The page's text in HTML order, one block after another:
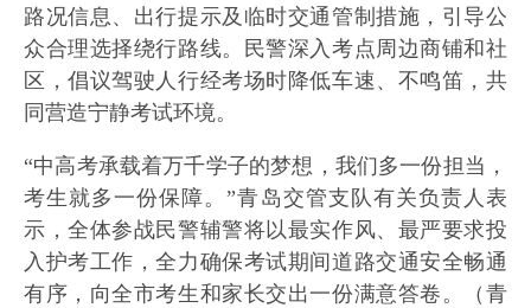
路况信息、出行提示及临时交通管制措施，引导公
众合理选择绕行路线。民警深入考点周边商铺和社
区，倡议驾驶人行经考场时降低车速、不鸣笛，共
同营造宁静考试环境。
“中高考承载着万千学子的梦想，我们多一份担当，
考生就多一份保障。”青岛交管支队有关负责人表
示，全体参战民警辅警将以最实作风、最严要求投
入护考工作，全力确保考试期间道路交通安全畅通
有序，向全市考生和家长交出一份满意答卷。（青